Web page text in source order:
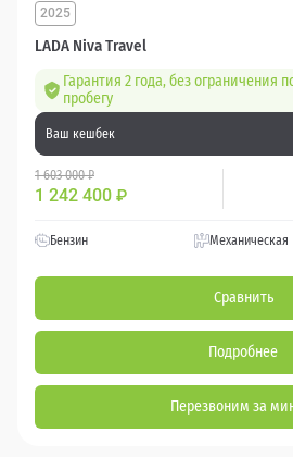
LADA Niva Travel
2025
Гарантия 2 года, без ограничения
пробегу
Ваш кешбек
1 603 000 ₽
1 242 400 ₽
Бензин Механическая
Сравнить
Подробнее
Перезвоним за